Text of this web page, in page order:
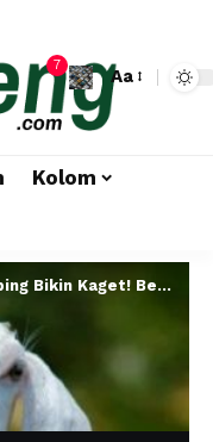
7
Aa
Kolom
Anak Kambing Menurut Mazhab Syafi’i dan Solusinya